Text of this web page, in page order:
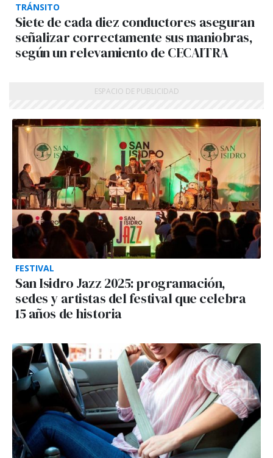
TRÁNSITO
Siete de cada diez conductores aseguran
señalizar correctamente sus maniobras,
según un relevamiento de CECAITRA
FESTIVAL
San Isidro Jazz 2025: programación,
sedes y artistas del festival que celebra
15 años de historia